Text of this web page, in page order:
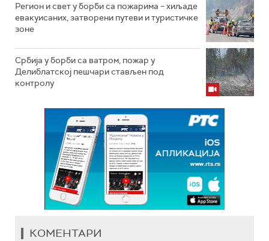
Регион и свет у борби са пожарима – хиљаде
евакуисаних, затворени путеви и туристичке
зоне
Србија у борби са ватром, пожар у
Делиблатској пешчари стављен под
контролу
КОМЕНТАРИ